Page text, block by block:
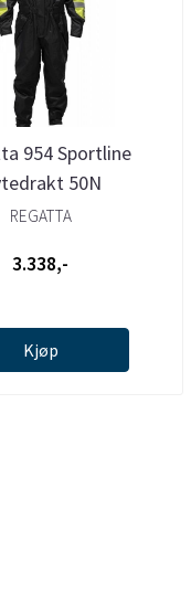
954 Sportline
50N
REGATTA
3.338,-
Kjøp